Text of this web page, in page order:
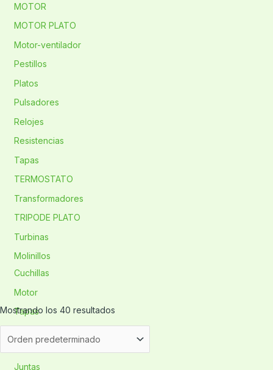
MOTOR
MOTOR PLATO
Motor-ventilador
Pestillos
Platos
Pulsadores
Relojes
Resistencias
Tapas
TERMOSTATO
Transformadores
TRIPODE PLATO
Turbinas
Molinillos
Cuchillas
Motor
Tapas
Juntas
Mostrando los 40 resultados